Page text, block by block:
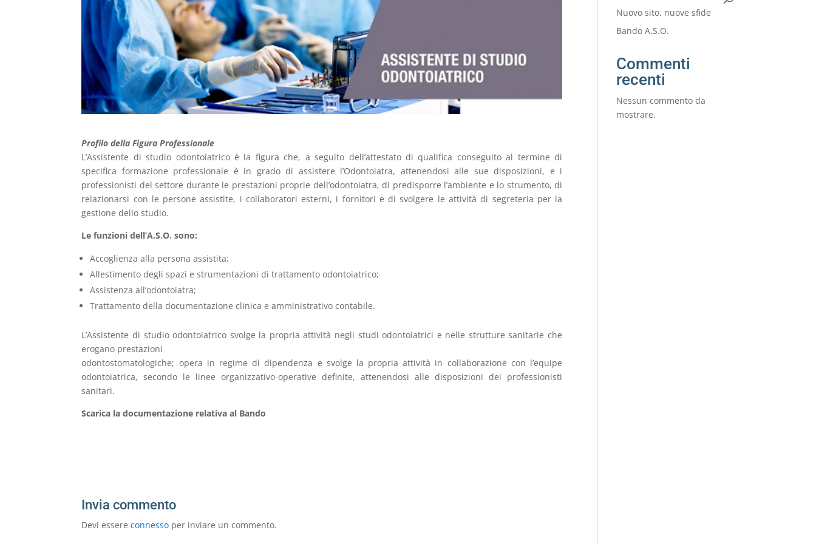
Profilo della Figura Professionale
L’Assistente di studio odontoiatrico è la figura che, a seguito dell’attestato di qualifica conseguito al termine di
specifica formazione professionale è in grado di assistere l’Odontoiatra, attenendosi alle sue disposizioni, e i
professionisti del settore durante le prestazioni proprie dell’odontoiatra, di predisporre l’ambiente e lo strumento, di
relazionarsi con le persone assistite, i collaboratori esterni, i fornitori e di svolgere le attività di segreteria per la
gestione dello studio.
Le funzioni dell’A.S.O. sono:
Accoglienza alla persona assistita;
Allestimento degli spazi e strumentazioni di trattamento odontoiatrico;
Assistenza all’odontoiatra;
Trattamento della documentazione clinica e amministrativo contabile.
L’Assistente di studio odontoiatrico svolge la propria attività negli studi odontoiatrici e nelle strutture sanitarie che
erogano prestazioni
odontostomatologiche; opera in regime di dipendenza e svolge la propria attività in collaborazione con l’equipe
odontoiatrica, secondo le linee organizzativo-operative definite, attenendosi alle disposizioni dei professionisti
sanitari.
Scarica la documentazione relativa al Bando
Invia commento
Devi essereconnesso per inviare un commento.
Nuovo sito, nuove sfide
Bando A.S.O.
Commenti
recenti
Nessun commento da
mostrare.